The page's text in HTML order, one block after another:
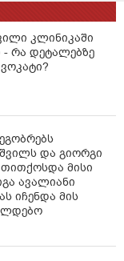
კლინიკაში
რა დეტალებზე
და გიორგი
მისი
ავალიანი
იჩენდა მის